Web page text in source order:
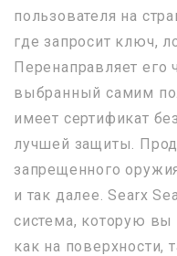
пользователя на
где запросит ключ,
Перенаправляет его
выбранный самим
имеет сертификат
лучшей защиты.
запрещенного
и так далее. Searx
система, которую вы
как на поверхности,